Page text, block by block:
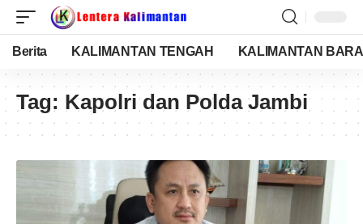
Berita KALIMANTAN TENGAH KALIMANTAN
Tag: Kapolri dan Polda Jambi